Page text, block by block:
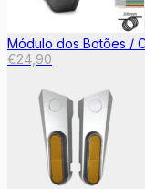
Módulo dos Botões /
€24,90